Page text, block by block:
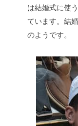
は結婚式に使
ています。結
のようです。